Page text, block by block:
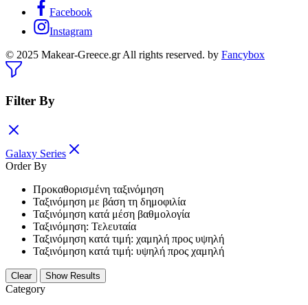
Facebook
Instagram
© 2025 Makear-Greece.gr All rights reserved. by Fancybox
Filter By
Galaxy Series
Order By
Προκαθορισμένη ταξινόμηση
Ταξινόμηση με βάση τη δημοφιλία
Ταξινόμηση κατά μέση βαθμολογία
Ταξινόμηση: Τελευταία
Ταξινόμηση κατά τιμή: χαμηλή προς υψηλή
Ταξινόμηση κατά τιμή: υψηλή προς χαμηλή
Clear Show Results
Category